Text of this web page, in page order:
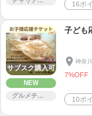
16ポ
サブスク購入可
NEW
グルメチケット
子ども
神奈
7%OFF
10ポ